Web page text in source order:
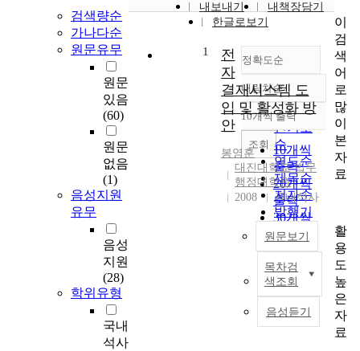
검색량순
가나다순
원문유무
원문
있음
(60)
원문
없음
(1)
음성지원
유무
음성
지원
(28)
학위유형
국내
석사
내보내기
내책장담기
한글로보기
정확도순
정확도
순
인기도
순
연도순
제목순
저자순
발행기
관순
내림차순
내림차순
10개씩 출력
10개씩
출력
20개씩
출력
30개씩
출력
50개씩
출력
100개씩
조회
1
전
자
결재시스템 도
입 및 활성화 방
안
봉영훈
대진대학교 법무
행정대학원
2008
국내석사
원문보기
목차검
색조회
음성듣기
이
검
색
어
로
많
이
본
자
료
활
용
도
높
은
자
료